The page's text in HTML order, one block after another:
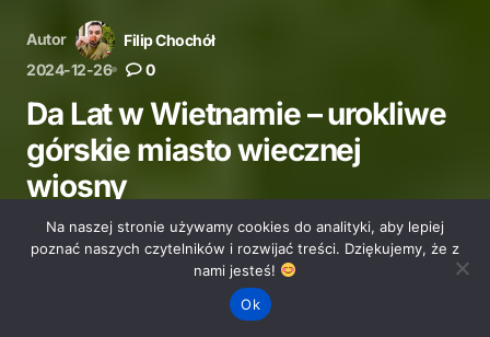
Autor
Filip Chochół
2024-12-26
0
Da Lat w Wietnamie – urokliwe
górskie miasto wiecznej
wiosny
Odkryj Da Lat w Wietnamie – miasto w górach, słynące
z chłodnego klimatu, pięknych krajobrazów. Sprawdź,
jak tu dotrzeć i co warto wiedzieć przed podróżą.
Na naszej stronie używamy cookies do analityki, aby lepiej
poznać naszych czytelników i rozwijać treści. Dziękujemy, że z
nami jesteś!
Ok